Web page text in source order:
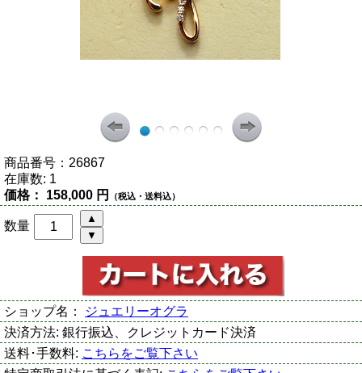
商品番号： 26867
在庫数: 1
価格： 158,000 円 （税込・送料込）
数量
ショップ名：
ジュエリーオグラ
決済方法: 銀行振込、クレジットカード決済
送料･手数料: こちらをご覧下さい